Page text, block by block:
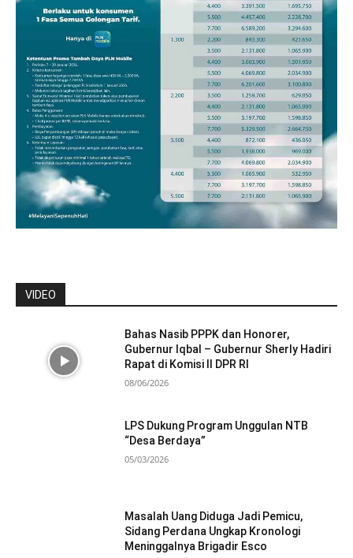
VIDEO
Bahas Nasib PPPK dan Honorer,
Gubernur Iqbal – Gubernur Sherly Hadiri
Rapat di Komisi II DPR RI
08/06/2026
LPS Dukung Program Unggulan NTB
“Desa Berdaya”
05/03/2026
Masalah Uang Diduga Jadi Pemicu,
Sidang Perdana Ungkap Kronologi
Meninggalnya Brigadir Esco